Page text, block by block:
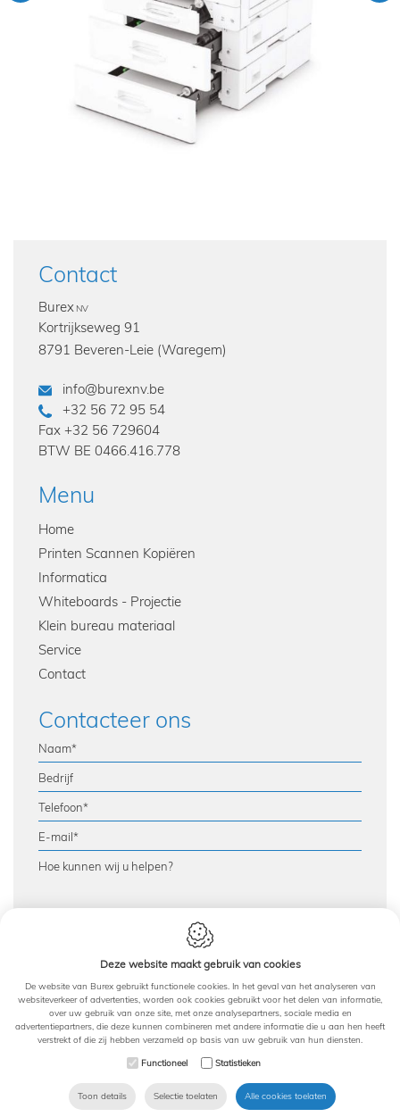
Contact
Burex NV
Kortrijkseweg 91
8791 Beveren-Leie (Waregem)
info@burexnv.be
+32 56 72 95 54
Fax +32 56 729604
BTW BE 0466.416.778
Menu
Home
Printen Scannen Kopiëren
Informatica
Whiteboards - Projectie
Klein bureau materiaal
Service
Contact
Contacteer ons
Terms of Serviceapply.
Versturen
Privacy Policy
Webdesign by
Deze website maakt gebruik van cookies
De website van Burex gebruikt functionele cookies. In het geval van het analyseren van
websiteverkeer of advertenties, worden ook cookies gebruikt voor het delen van informatie,
over uw gebruik van onze site, met onze analysepartners, sociale media en
advertentiepartners, die deze kunnen combineren met andere informatie die u aan hen heeft
verstrekt of die zij hebben verzameld op basis van uw gebruik van hun diensten.
Functioneel
Statistieken
Toon details Selectie toelaten Alle cookies toelaten